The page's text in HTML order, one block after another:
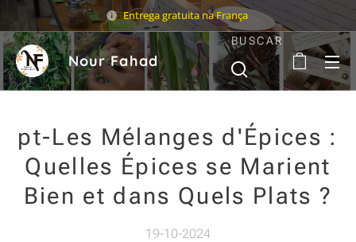
Entrega gratuita na França
Nour Fahad
BUSCAR
pt-Les Mélanges d'Épices :
Quelles Épices se Marient
Bien et dans Quels Plats ?
19-10-2024